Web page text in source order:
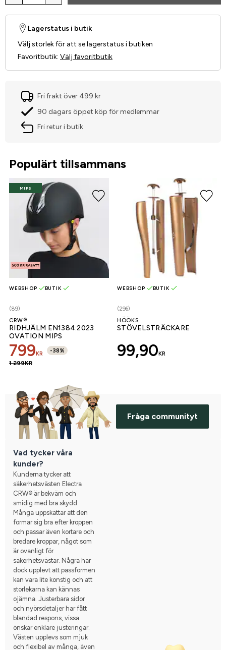
Lagerstatus i butik
Välj storlek för att se lagerstatus i butiken
Favoritbutik: Välj favoritbutik
Fri frakt över 499 kr
90 dagars öppet köp för medlemmar
Fri retur i butik
Populärt tillsammans
MIPS
(89)
WEBSHOP BUTIK
CRW®
RIDHJÄLM EN1384:2023
OVATION MIPS
799KR -38%
1 299KR
(296)
WEBSHOP BUTIK
HÖÖKS
STÖVELSTRÄCKARE
99,90KR
Fråga communityt
Vad tycker våra
kunder?
Kunderna tycker att
säkerhetsvästen Electra
CRW® är bekväm och
smidig med bra skydd.
Många uppskattar att den
formar sig bra efter kroppen
och passar även kortare och
bredare kroppar, något som
är ovanligt för
säkerhetsvästar. Några har
dock upplevt att passformen
kan vara lite konstig och att
storlekarna kan kännas
ojämna. Justerbara sidor
och nyörsdetaljer har fått
blandad respons, vissa
önskar enklare justeringar.
Västen upplevs som mjuk
och flexibel av många, även